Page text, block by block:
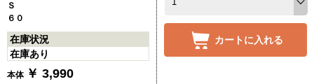
Ｓ
６０
在庫状況
在庫あり
本体 ￥ 3,990
カートに入れる